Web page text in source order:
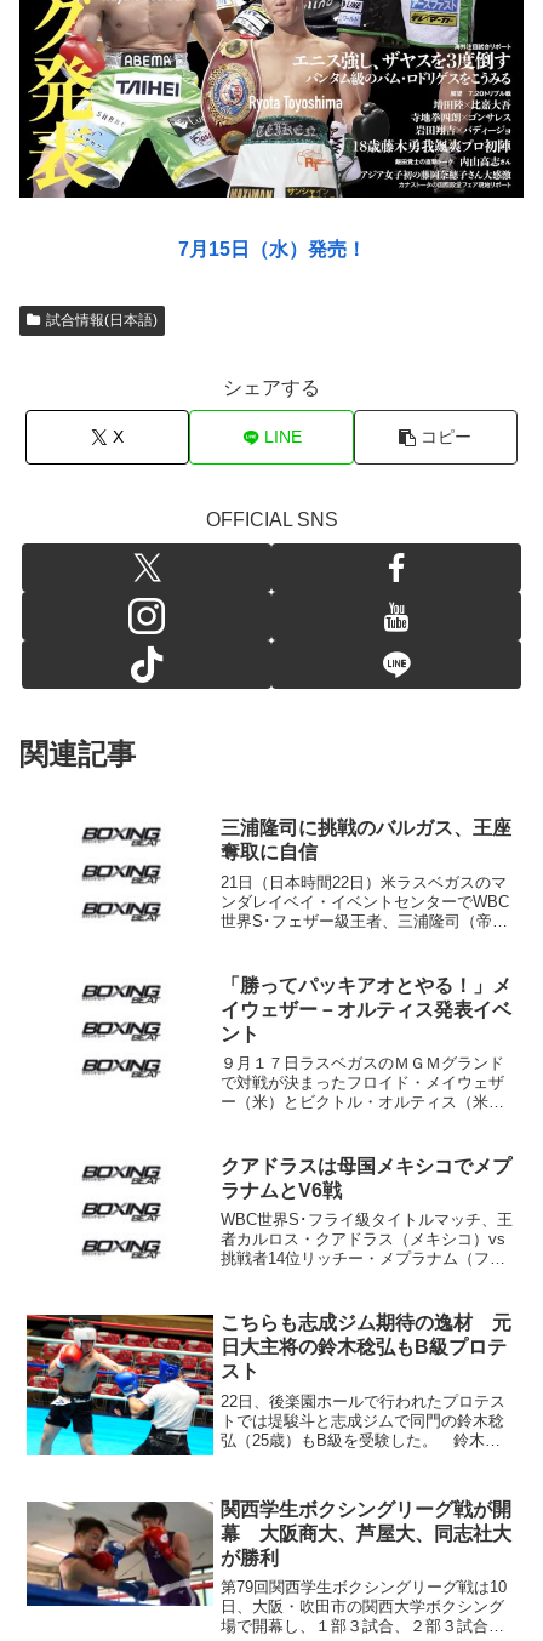
7月15日（水）発売！
試合情報(日本語)
シェアする
X LINE コピー
OFFICIAL SNS
関連記事
三浦隆司に挑戦のバルガス、王座
奪取に自信
21日（日本時間22日）米ラスベガスのマ
ンダレイベイ・イベントセンターでWBC
世界S･フェザー級王者、三浦隆司（帝
ボクシングシーンに意気込みを語ってい
る。 今回が世...
「勝ってパッキアオとやる！」メ
イウェザー－オルティス発表イベ
ント
９月１７日ラスベガスのＭＧＭグランド
で対戦が決まったフロイド・メイウェザ
ー（米）とビクトル・オルティス（米）
ーションに臨んだ。 ロスの大アリー
ナ、ステープルズ・センター...
クアドラスは母国メキシコでメプ
ラナムとV6戦
WBC世界S･フライ級タイトルマッチ、王
者カルロス・クアドラス（メキシコ）vs
挑戦者14位リッチー・メプラナム（フィ
ナムは112.8ポンド（51.16キロ）...
こちらも志成ジム期待の逸材 元
日大主将の鈴木稔弘もB級プロテ
スト
22日、後楽園ホールで行われたプロテス
トでは堤駿斗と志成ジムで同門の鈴木稔
弘（25歳）もB級を受験した。 鈴木は
験があるオーソドックスだ。全日本選手
権で2度準優勝...
関西学生ボクシングリーグ戦が開
幕 大阪商大、芦屋大、同志社大
が勝利
第79回関西学生ボクシングリーグ戦は10
日、大阪・吹田市の関西大学ボクシング
場で開幕し、１部３試合、２部３試合が